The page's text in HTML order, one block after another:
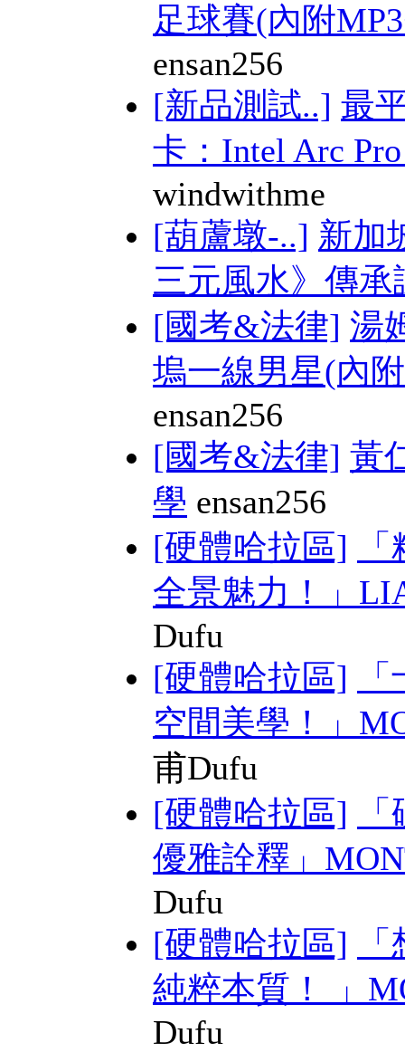
足球賽(內附
ensan256
[新品測試..] 最
卡：Intel Arc
windwithme
[葫蘆墩-..] 新加
三元風水》傳承
[國考&法律] 湯
塢一線男星(內
ensan256
[國考&法律] 黃
學 ensan256
[硬體哈拉區]
全景魅力！」
Dufu
[硬體哈拉區]
空間美學！」
甫Dufu
[硬體哈拉區]
優雅詮釋」
Dufu
[硬體哈拉區]
純粹本質！ 」
Dufu